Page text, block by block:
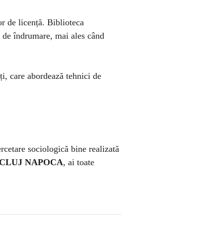
de licență. Biblioteca
îndrumare, mai ales când
care abordează tehnici de
sociologică bine realizată
NAPOCA, ai toate